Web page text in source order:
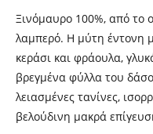
Ξινόμαυρο 100%, από το
λαμπερό. Η μύτη έντονη
κεράσι και φράουλα,
βρεγμένα φύλλα του
λειασμένες τανίνες,
βελούδινη μακρά